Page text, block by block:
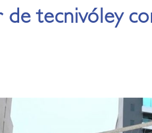
tecnivóley